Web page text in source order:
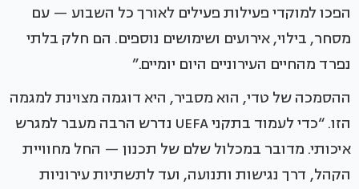
הפכו למוקדי פעילות פעילים לאורך כל השבוע — עם
מסחר, בילוי, אירועים ושימושים נוספים. הם חלק בלתי
נפרד מהחיים העירוניים היום יומיים.”
ההסמכה של טדי, הוא מסביר, היא דוגמה מצוינת למגמה
הזו. “כדי לעמוד בתקני UEFA נדרש הרבה מעבר למגרש
איכותי. מדובר במכלול שלם של תכנון — החל מחוויית
הקהל, דרך נגישות ותנועה, ועד לתשתיות עירוניות